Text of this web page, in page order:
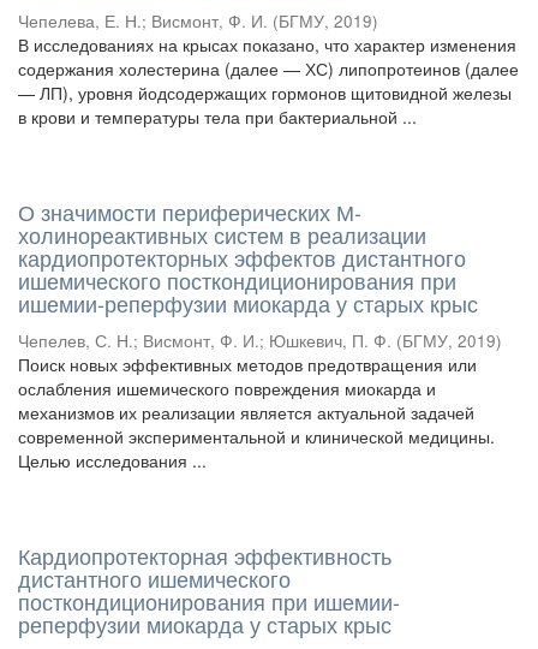
Чепелева, Е. Н.; Висмонт, Ф. И. (БГМУ, 2019)
В исследованиях на крысах показано, что характер изменения
содержания холестерина (далее — ХС) липопротеинов (далее
— ЛП), уровня йодсодержащих гормонов щитовидной железы
в крови и температуры тела при бактериальной ...
О значимости периферических М-
холинореактивных систем в реализации
кардиопротекторных эффектов дистантного
ишемического посткондиционирования при
ишемии-реперфузии миокарда у старых крыс
Чепелев, С. Н.; Висмонт, Ф. И.; Юшкевич, П. Ф. (БГМУ, 2019)
Поиск новых эффективных методов предотвращения или
ослабления ишемического повреждения миокарда и
механизмов их реализации является актуальной задачей
современной экспериментальной и клинической медицины.
Целью исследования ...
Кардиопротекторная эффективность
дистантного ишемического
посткондиционирования при ишемии-
реперфузии миокарда у старых крыс